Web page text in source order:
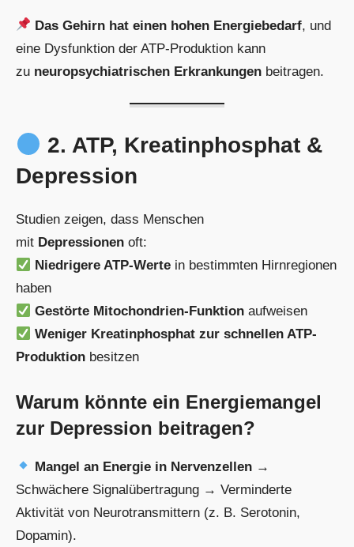
Das Gehirn hat einen hohen Energiebedarf, und
eine Dysfunktion der ATP-Produktion kann
zu neuropsychiatrischen Erkrankungen beitragen.
2. ATP, Kreatinphosphat &
Depression
Studien zeigen, dass Menschen
mit Depressionen oft:
Niedrigere ATP-Werte in bestimmten Hirnregionen
haben
Gestörte Mitochondrien-Funktion aufweisen
Weniger Kreatinphosphat zur schnellen ATP-
Produktion besitzen
Warum könnte ein Energiemangel
zur Depression beitragen?
Mangel an Energie in Nervenzellen →
Schwächere Signalübertragung → Verminderte
Aktivität von Neurotransmittern (z. B. Serotonin,
Dopamin).